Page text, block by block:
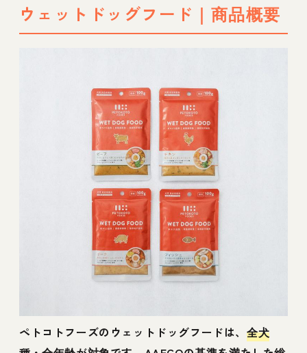
ウェットドッグフード｜商品概要
ペトコトフーズのウェットドッグフードは、全犬